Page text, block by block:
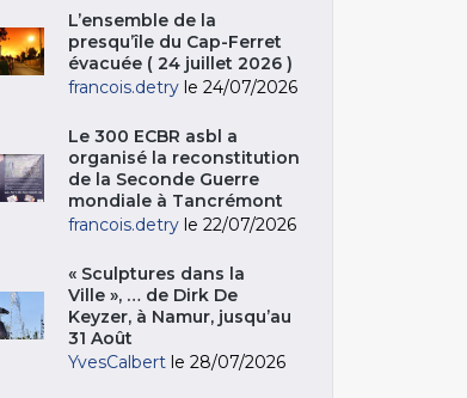
L’ensemble de la
presqu’île du Cap-Ferret
évacuée ( 24 juillet 2026 )
francois.detry le 24/07/2026
Le 300 ECBR asbl a
organisé la reconstitution
de la Seconde Guerre
mondiale à Tancrémont
francois.detry le 22/07/2026
« Sculptures dans la
Ville », … de Dirk De
Keyzer, à Namur, jusqu’au
31 Août
YvesCalbert le 28/07/2026